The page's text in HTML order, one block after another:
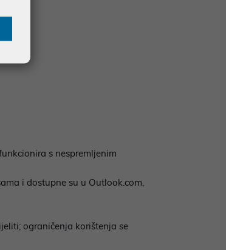
s nespremljenim
i dostupne su u Outlook.com,
ograničenja korištenja se